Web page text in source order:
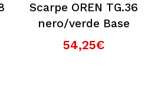
Scarpe OREN TG.36
nero/verde Base
54,25€